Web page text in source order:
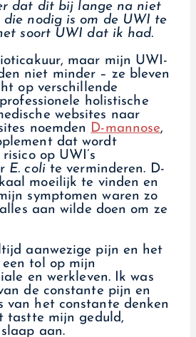
dat dit bij lange na niet
die nodig is om de UWI te
soort UWI dat ik had.
maar mijn UWI-
niet minder – ze bleven
op verschillende
holistische
websites naar
noemden D-mannose,
dat wordt
op UWI’s
E. colite verminderen. D-
moeilijk te vinden en
symptomen waren zo
aan wilde doen om ze
aanwezige pijn en het
tol op mijn
en werkleven. Ik was
de constante pijn en
van het constante denken
tastte mijn geduld,
aan.